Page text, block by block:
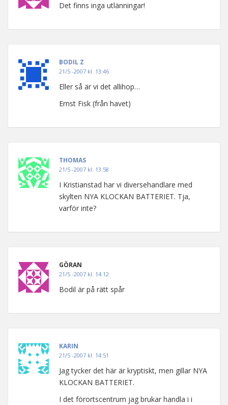
Det finns inga utlänningar!
BODIL Z
21/5 -2007 kl. 13:46
Eller så är vi det allihop…
Ernst Fisk (från havet)
THOMAS
21/5 -2007 kl. 13:58
I Kristianstad har vi diversehandlare med
skylten NYA KLOCKAN BATTERIET. Tja,
varför inte?
GÖRAN
21/5 -2007 kl. 14:12
Bodil är på rätt spår
KARIN
21/5 -2007 kl. 14:51
Jag tycker det här är kryptiskt, men gillar NYA
KLOCKAN BATTERIET.
I det förortscentrum jag brukar handla i i